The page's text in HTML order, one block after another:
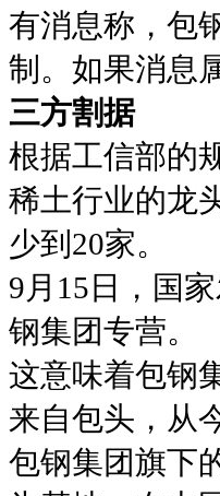
有消息称，包
制。如果消息
三方割据
根据工信部的
稀土行业的龙
少到20家。
9月15日，国
钢集团专营。
这意味着包钢
来自包头，从
包钢集团旗下